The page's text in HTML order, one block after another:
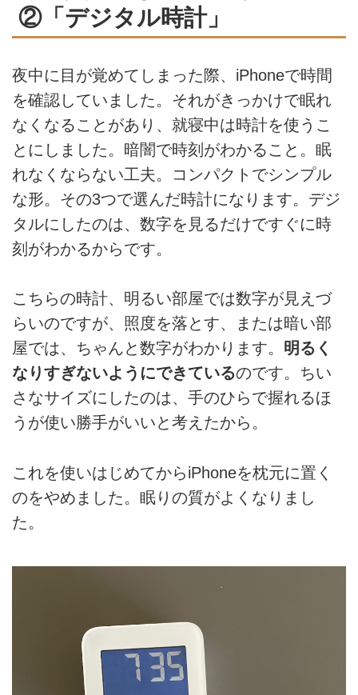
②「デジタル時計」
夜中に目が覚めてしまった際、iPhoneで時間
を確認していました。それがきっかけで眠れ
なくなることがあり、就寝中は時計を使うこ
とにしました。暗闇で時刻がわかること。眠
れなくならない工夫。コンパクトでシンプル
な形。その3つで選んだ時計になります。デジ
タルにしたのは、数字を見るだけですぐに時
刻がわかるからです。
こちらの時計、明るい部屋では数字が見えづ
らいのですが、照度を落とす、または暗い部
屋では、ちゃんと数字がわかります。 明るく
なりすぎないようにできているのです。ちい
さなサイズにしたのは、手のひらで握れるほ
うが使い勝手がいいと考えたから。
これを使いはじめてからiPhoneを枕元に置く
のをやめました。眠りの質がよくなりまし
た。